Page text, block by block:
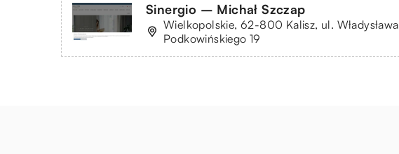
Sinergio – Michał Szczap
Wielkopolskie, 62-800 Kalisz, ul. Władysława
Podkowińskiego 19